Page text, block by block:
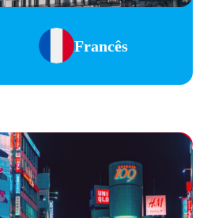
Francês